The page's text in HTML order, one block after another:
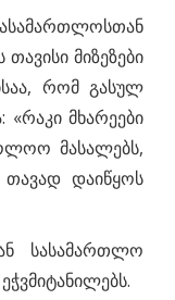
მიზეზები
რომ გასულ
მხარეები
მასალებს,
დაიწყოს
სასამართლო